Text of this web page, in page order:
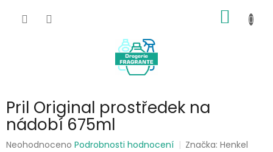
KOŠÍK
Pril Original prostředek na
nádobí 675ml
Průměrné
Neohodnoceno Podrobnosti hodnocení Značka:Henkel